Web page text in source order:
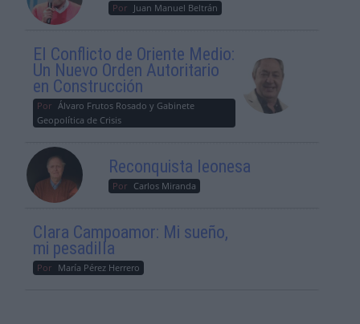
Por Juan Manuel Beltrán
El Conflicto de Oriente Medio:
Un Nuevo Orden Autoritario
en Construcción
Por Álvaro Frutos Rosado y Gabinete
Geopolítica de Crisis
Reconquista leonesa
Por Carlos Miranda
Clara Campoamor: Mi sueño,
mi pesadilla
Por María Pérez Herrero